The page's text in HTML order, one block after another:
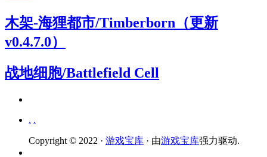
木架-海狸都市/Timberborn（更新
v0.4.7.0）
战地细胞/Battlefield Cell
. .
Copyright © 2022 · 游戏宝库 · 由游戏宝库强力驱动.